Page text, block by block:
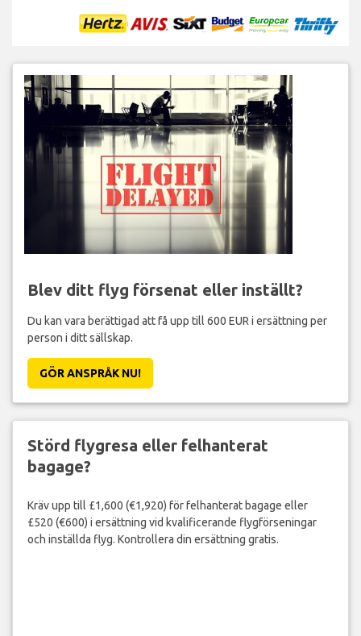
Blev ditt flyg försenat eller inställt?
Du kan vara berättigad att få upp till 600 EUR i ersättning per
person i ditt sällskap.
GÖR ANSPRÅK NU!
Störd flygresa eller felhanterat
bagage?
Kräv upp till £1,600 (€1,920) för felhanterat bagage eller
£520 (€600) i ersättning vid kvalificerande flygförseningar
och inställda flyg. Kontrollera din ersättning gratis.